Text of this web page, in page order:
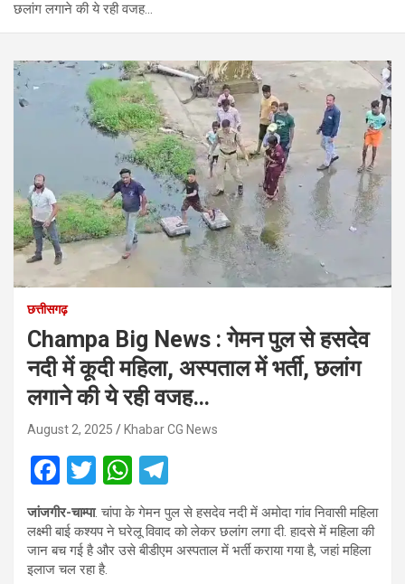
छलांग लगाने की ये रही वजह…
छत्तीसगढ़
Champa Big News : गेमन पुल से हसदेव
नदी में कूदी महिला, अस्पताल में भर्ती, छलांग
लगाने की ये रही वजह…
August 2, 2025 Khabar CG News
F
a
ce
b
T
wi
tt
er
W
h
at
s
el
e
gr
जांजगीर-चाम्पा. चांपा के गेमन पुल से हसदेव नदी में अमोदा गांव निवासी महिला
लक्ष्मी बाई कश्यप ने घरेलू विवाद को लेकर छलांग लगा दी. हादसे में महिला की
जान बच गई है और उसे बीडीएम अस्पताल में भर्ती कराया गया है, जहां महिला
इलाज चल रहा है.